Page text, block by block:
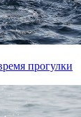
прогулки